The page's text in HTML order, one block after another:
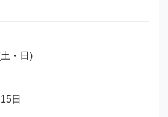
・日)
日